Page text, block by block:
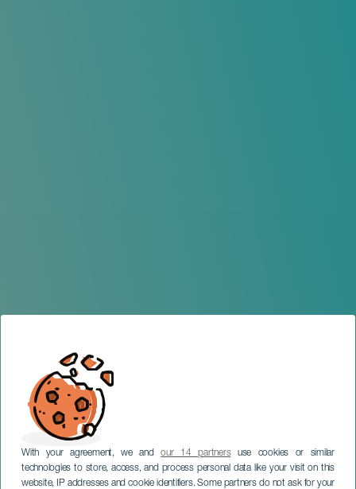
With your agreement, we andour 14 partnersuse cookies or similar
technologies to store, access, and process personal data like your visit on this
website, IP addresses and cookie identifiers. Some partners do not ask for your